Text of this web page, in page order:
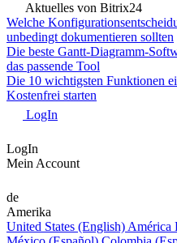
Aktuelles von Bitrix24
Welche
unbedingt dokumentieren sollten
Die beste Gantt-Diagramm-
das passende Tool
Die 10 wichtigsten Funktionen
Kostenfrei starten
LogIn
LogIn
Mein Account
de
Amerika
United States (English) América